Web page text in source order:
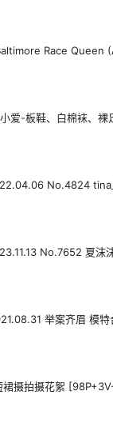
Race Queen
爱-板鞋、白棉袜、裸
No.4824
No.7652 夏沫
举案齐眉 模
裙摄拍摄花絮